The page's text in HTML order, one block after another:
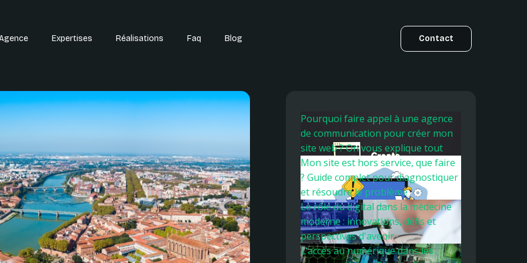
Expertises Réalisations Faq Blog Contact
Pourquoi faire appel à une agence
de communication pour créer mon
site web ? On vous explique tout
Mon site est hors service, que faire
? Guide complet pour diagnostiquer
et résoudre le problème
Le rôle du digital dans la médecine
moderne : innovations, défis et
perspectives d'avenir
L’accès au numérique dans les